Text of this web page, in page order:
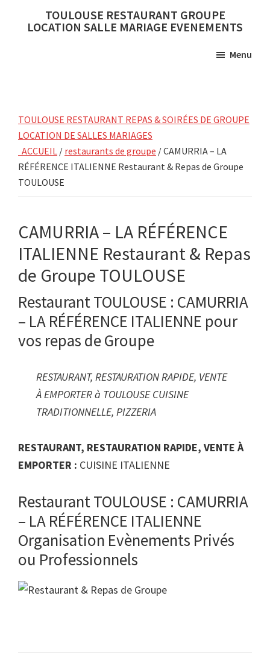
TOULOUSE RESTAURANT GROUPE
LOCATION SALLE MARIAGE EVENEMENTS
Menu
TOULOUSE RESTAURANT REPAS & SOIRÉES DE GROUPE
LOCATION DE SALLES MARIAGES
ACCUEIL / restaurants de groupe / CAMURRIA – LA
RÉFÉRENCE ITALIENNE Restaurant & Repas de Groupe
TOULOUSE
CAMURRIA – LA RÉFÉRENCE
ITALIENNE Restaurant & Repas
de Groupe TOULOUSE
Restaurant TOULOUSE : CAMURRIA
– LA RÉFÉRENCE ITALIENNE pour
vos repas de Groupe
RESTAURANT, RESTAURATION RAPIDE, VENTE
À EMPORTER à TOULOUSE CUISINE
TRADITIONNELLE, PIZZERIA
RESTAURANT, RESTAURATION RAPIDE, VENTE À
EMPORTER : CUISINE ITALIENNE
Restaurant TOULOUSE : CAMURRIA
– LA RÉFÉRENCE ITALIENNE
Organisation Evènements Privés
ou Professionnels